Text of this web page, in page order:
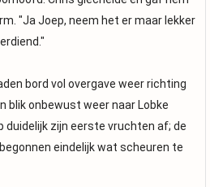
"Ja Joep, neem het er maar lekker
bord vol overgave weer richting
blik onbewust weer naar Lobke
duidelijk zijn eerste vruchten af; de
eindelijk wat scheuren te